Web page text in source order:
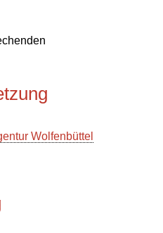
Wolfenbüttel